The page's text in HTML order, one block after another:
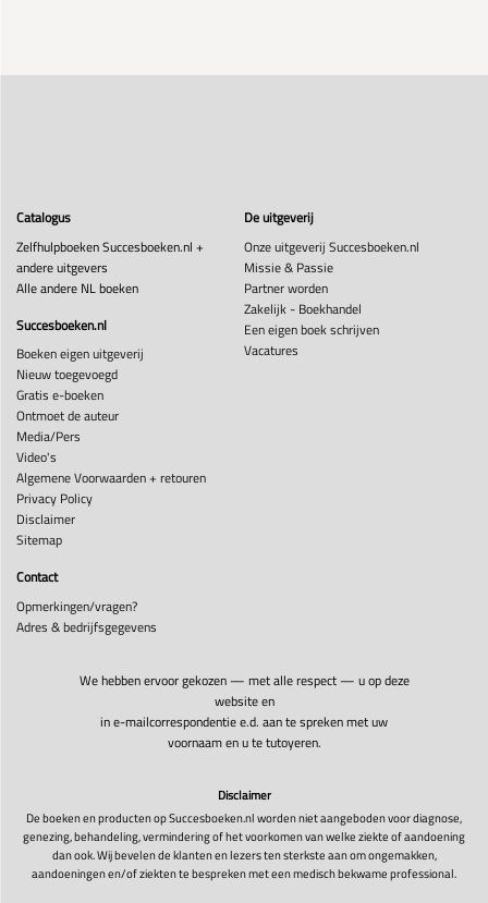
Catalogus
Zelfhulpboeken Succesboeken.nl +
andere uitgevers
Alle andere NL boeken
Succesboeken.nl
Boeken eigen uitgeverij
Nieuw toegevoegd
Gratis e-boeken
Ontmoet de auteur
Media/Pers
Video's
Algemene Voorwaarden + retouren
Privacy Policy
Disclaimer
Sitemap
De uitgeverij
Onze uitgeverij Succesboeken.nl
Missie & Passie
Partner worden
Zakelijk - Boekhandel
Een eigen boek schrijven
Vacatures
Contact
Opmerkingen/vragen?
Adres & bedrijfsgegevens
We hebben ervoor gekozen — met alle respect — u op deze
website en
in e-mailcorrespondentie e.d. aan te spreken met uw
voornaam en u te tutoyeren.
Disclaimer
De boeken en producten op Succesboeken.nl worden niet aangeboden voor diagnose,
genezing, behandeling, vermindering of het voorkomen van welke ziekte of aandoening
dan ook. Wij bevelen de klanten en lezers ten sterkste aan om ongemakken,
aandoeningen en/of ziekten te bespreken met een medisch bekwame professional.